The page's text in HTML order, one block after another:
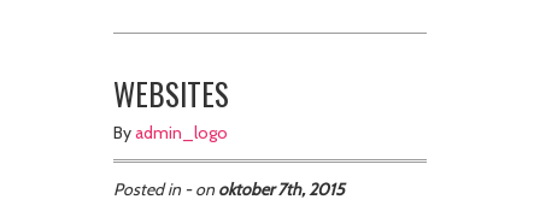
WEBSITES
Byadmin_logo
Posted in - on oktober 7th, 2015